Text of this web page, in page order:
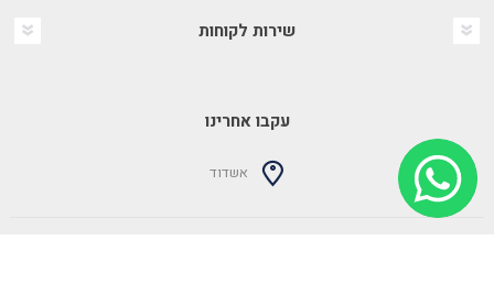
שירות לקוחות
עקבו אחרינו
אשדוד